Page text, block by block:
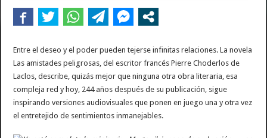
Entre el deseo y el poder pueden tejerse infinitas relaciones. La novela
Las amistades peligrosas, del escritor francés Pierre Choderlos de
Laclos, describe, quizás mejor que ninguna otra obra literaria, esa
compleja red y hoy, 244 años después de su publicación, sigue
inspirando versiones audiovisuales que ponen en juego una y otra vez
el entretejido de sentimientos inmanejables.